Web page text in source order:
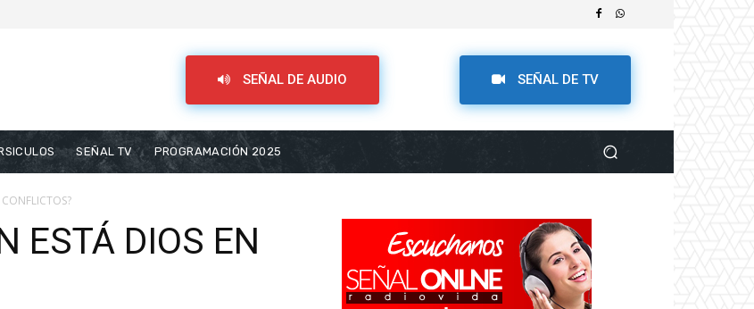
SEÑAL DE AUDIO SEÑAL DE TV
SEÑAL TV PROGRAMACIÓN 2025
ESTÁ DIOS EN